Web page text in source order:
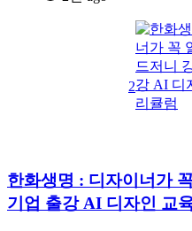
2
한화생명 : 디자이너가
기업 출강 AI 디자인 교